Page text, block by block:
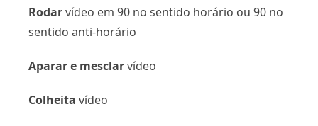
Rodarvídeo em 90 no sentido horário ou 90 no
sentido anti-horário
Aparar e mesclarvídeo
Colheita vídeo